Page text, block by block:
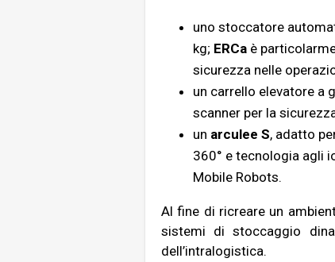
uno stoccatore
kg; ERCa è
sicurezza nelle
un carrello elevatore a
scanner per la
un arculee S, adatto
360° e tecnologia agli
Mobile Robots.
Al fine di ricreare un
sistemi di stoccaggio
dell’intralogistica.